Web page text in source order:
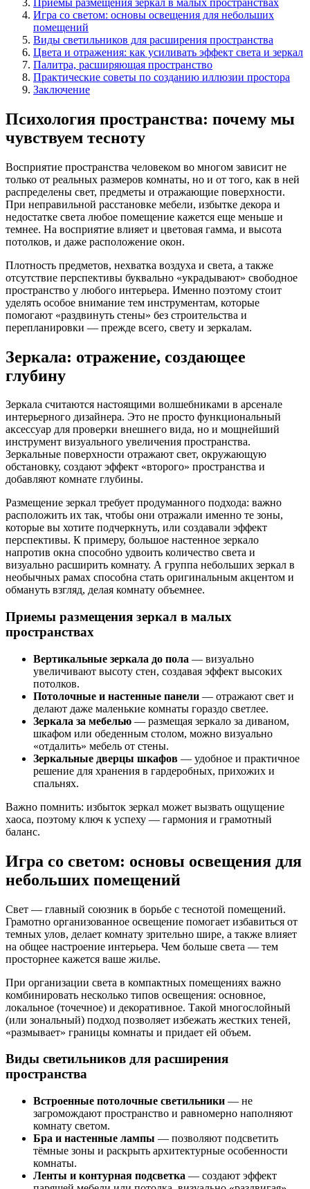
Игра со светом: основы освещения для небольших
помещений
Виды светильников для расширения пространства
Цвета и отражения: как усиливать эффект света и зеркал
Палитра, расширяющая пространство
Практические советы по созданию иллюзии простора
Заключение
Психология пространства: почему мы
чувствуем тесноту
Восприятие пространства человеком во многом зависит не
только от реальных размеров комнаты, но и от того, как в ней
распределены свет, предметы и отражающие поверхности.
При неправильной расстановке мебели, избытке декора и
недостатке света любое помещение кажется еще меньше и
темнее. На восприятие влияет и цветовая гамма, и высота
потолков, и даже расположение окон.
Плотность предметов, нехватка воздуха и света, а также
отсутствие перспективы буквально «украдывают» свободное
пространство у любого интерьера. Именно поэтому стоит
уделять особое внимание тем инструментам, которые
помогают «раздвинуть стены» без строительства и
перепланировки — прежде всего, свету и зеркалам.
Зеркала: отражение, создающее
глубину
Зеркала считаются настоящими волшебниками в арсенале
интерьерного дизайнера. Это не просто функциональный
аксессуар для проверки внешнего вида, но и мощнейший
инструмент визуального увеличения пространства.
Зеркальные поверхности отражают свет, окружающую
обстановку, создают эффект «второго» пространства и
добавляют комнате глубины.
Размещение зеркал требует продуманного подхода: важно
расположить их так, чтобы они отражали именно те зоны,
которые вы хотите подчеркнуть, или создавали эффект
перспективы. К примеру, большое настенное зеркало
напротив окна способно удвоить количество света и
визуально расширить комнату. А группа небольших зеркал в
необычных рамах способна стать оригинальным акцентом и
обмануть взгляд, делая комнату объемнее.
Приемы размещения зеркал в малых
пространствах
Вертикальные зеркала до пола — визуально
увеличивают высоту стен, создавая эффект высоких
потолков.
Потолочные и настенные панели — отражают свет и
делают даже маленькие комнаты гораздо светлее.
Зеркала за мебелью — размещая зеркало за диваном,
шкафом или обеденным столом, можно визуально
«отдалить» мебель от стены.
Зеркальные дверцы шкафов — удобное и практичное
решение для хранения в гардеробных, прихожих и
спальнях.
Важно помнить: избыток зеркал может вызвать ощущение
хаоса, поэтому ключ к успеху — гармония и грамотный
баланс.
Игра со светом: основы освещения для
небольших помещений
Свет — главный союзник в борьбе с теснотой помещений.
Грамотно организованное освещение помогает избавиться от
темных улов, делает комнату зрительно шире, а также влияет
на общее настроение интерьера. Чем больше света — тем
просторнее кажется ваше жилье.
При организации света в компактных помещениях важно
комбинировать несколько типов освещения: основное,
локальное (точечное) и декоративное. Такой многослойный
(или зональный) подход позволяет избежать жестких теней,
«размывает» границы комнаты и придает ей объем.
Виды светильников для расширения
пространства
Встроенные потолочные светильники — не
загромождают пространство и равномерно наполняют
комнату светом.
Бра и настенные лампы — позволяют подсветить
тёмные зоны и раскрыть архитектурные особенности
комнаты.
Ленты и контурная подсветка — создают эффект